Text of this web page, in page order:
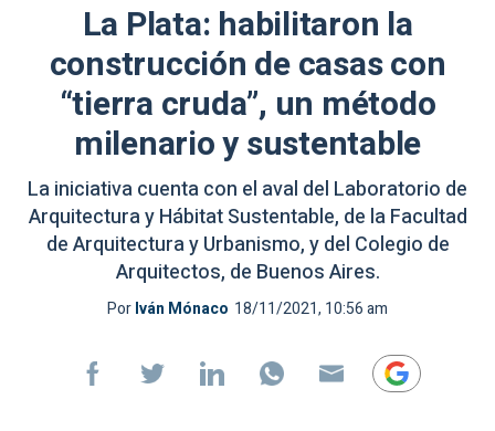
La Plata: habilitaron la
construcción de casas con
“tierra cruda”, un método
milenario y sustentable
La iniciativa cuenta con el aval del Laboratorio de
Arquitectura y Hábitat Sustentable, de la Facultad
de Arquitectura y Urbanismo, y del Colegio de
Arquitectos, de Buenos Aires.
PorIván Mónaco 18/11/2021, 10:56 am